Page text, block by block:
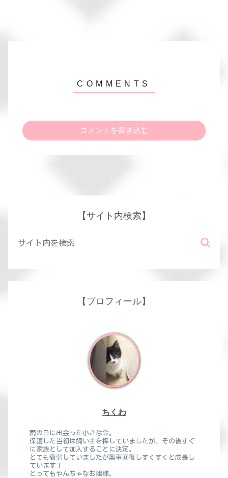
コメントを書き込む
【サイト内検索】
【プロフィール】
ちくわ
雨の日に出会った小さな命。
保護した当初は飼い主を探していましたが、その後すぐ
に家族として加入することに決定。
とても衰弱していましたが無事回復しすくすくと成長し
ています！
とってもやんちゃなお嬢様。